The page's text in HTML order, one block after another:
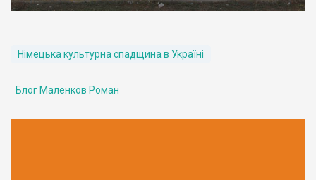
Німецька культурна спадщина в Україні
Блог Маленков Роман